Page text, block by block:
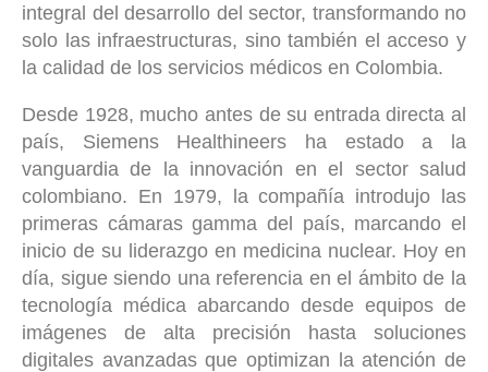
integral del desarrollo del sector, transformando no
solo las infraestructuras, sino también el acceso y
la calidad de los servicios médicos en Colombia.
Desde 1928, mucho antes de su entrada directa al
país, Siemens Healthineers ha estado a la
vanguardia de la innovación en el sector salud
colombiano. En 1979, la compañía introdujo las
primeras cámaras gamma del país, marcando el
inicio de su liderazgo en medicina nuclear. Hoy en
día, sigue siendo una referencia en el ámbito de la
tecnología médica abarcando desde equipos de
imágenes de alta precisión hasta soluciones
digitales avanzadas que optimizan la atención de